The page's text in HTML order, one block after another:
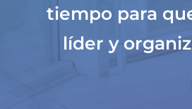
tiempo para
líder y